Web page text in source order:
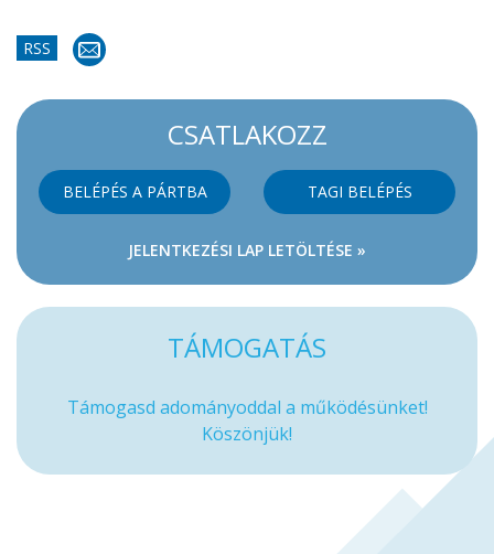
RSS
CSATLAKOZZ
BELÉPÉS A PÁRTBA TAGI BELÉPÉS
JELENTKEZÉSI LAP LETÖLTÉSE »
TÁMOGATÁS
Támogasd adományoddal a működésünket!
Köszönjük!